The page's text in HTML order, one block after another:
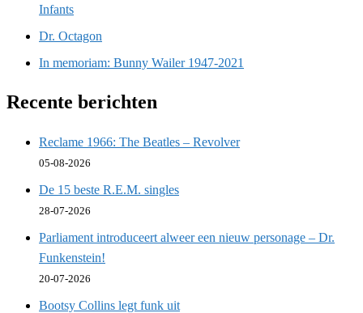
Infants
Dr. Octagon
In memoriam: Bunny Wailer 1947-2021
Recente berichten
Reclame 1966: The Beatles – Revolver
05-08-2026
De 15 beste R.E.M. singles
28-07-2026
Parliament introduceert alweer een nieuw personage – Dr.
Funkenstein!
20-07-2026
Bootsy Collins legt funk uit